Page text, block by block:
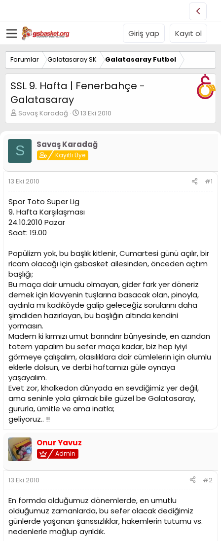
Giriş yap Kayıt ol
Forumlar Galatasaray SK Galatasaray Futbol
SSL 9. Hafta | Fenerbahçe -
Galatasaray
K
o
u
y
u
B
a
ş
l
a
t
a
n
Savaş Karadağ
B
a
a
n
ı
t
r
13 Eki 2010
S Savaş Karadağ
Kayıtlı Üye
13 Eki 2010 #1
Spor Toto Süper Lig
9. Hafta Karşılaşması
24.10.2010 Pazar
Saat: 19.00
Popülizm yok, bu başlık kitlenir, Cumartesi günü açılır, bir
ricam olacağı için gsbasket ailesinden, önceden açtım
başlığı;
Bu maça dair umudu olmayan, gider fark yer döneriz
demek için klavyenin tuşlarına basacak olan, pinoyla,
aydınla mı kadıköyde galip geleceğiz sorularını daha
şimdiden hazırlayan, bu başlığın altında kendini
yormasın.
Madem ki kırmızı umut barındırır bünyesinde, en azından
totem yapalım bu sefer maça kadar, biz hep iyiyi
görmeye çalışalım, olasılıklara dair cümlelerin için olumlu
eklerle dolsun, ve derbi haftamızı güle oynaya
yaşayalım.
Evet zor, khalkedon dünyada en sevdiğimiz yer değil,
ama seninle yola çıkmak bile güzel be Galatasaray,
gururla, ümitle ve ama inatla;
geliyoruz.. !!
Onur Yavuz
Admin
13 Eki 2010 #2
En formda olduğumuz dönemlerde, en umutlu
olduğumuz zamanlarda, bu sefer olacak dediğimiz
günlerde yaşanan şanssızlıklar, hakemlerin tutumu vs.
nedenlerle mağlup ayrıldık.